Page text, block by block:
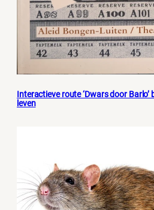
Interactieve route ‘Dwars door
leven